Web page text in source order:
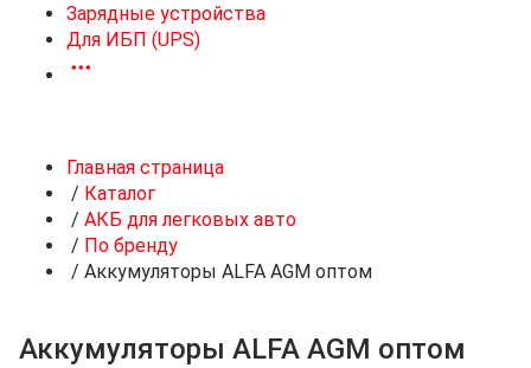
Зарядные устройства
Для ИБП (UPS)
Главная страница
/ Каталог
/ АКБ для легковых авто
/ По бренду
/ Аккумуляторы ALFA AGM оптом
Аккумуляторы ALFA AGM оптом